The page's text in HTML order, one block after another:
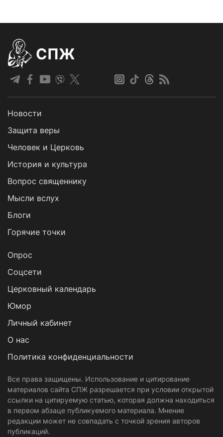
СПЖ
Новости
Защита веры
Человек и Церковь
История и культура
Вопрос священнику
Мысли вслух
Блоги
Горячие точки
Опрос
Cоцсети
Церковный календарь
Юмор
Личный кабинет
О нас
Политика конфиденциальности
Все права защищены. Использование и цитирование
материалов сайта СПЖ разрешается при условии открытой
ссылки на цитируемую статью, которая должна находиться
в первом абзаце публикуемого материала. Мнение
редакции может не совпадать с точкой зрения авторов
публикаций.